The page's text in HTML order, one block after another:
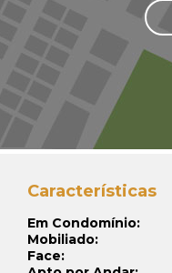
Características
Em Condomínio:
Mobiliado:
Face: